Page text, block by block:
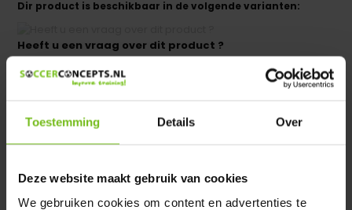
Toestemming Details Over
Deze website maakt gebruik van cookies
We gebruiken cookies om content en advertenties te
Dir product is beschikbaar in de volgende varianten:
Heeft u een vraag over dit product ?
We helpen u graag met meer informatie
Productomschrijving
Specificaties